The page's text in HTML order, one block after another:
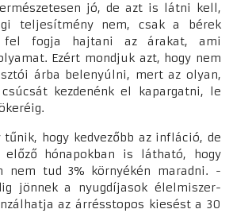
jó, de azt is látni kell,
teljesítmény nem, csak a bérek
fel fogja hajtani az árakat, ami
Ezért mondjuk azt, hogy nem
árba belenyúlni, mert az olyan,
kezdenénk el kapargatni, le
tűnik, hogy kedvezőbb az infláció, de
hónapokban is látható, hogy
nem tud 3% környékén maradni. -
jönnek a nyugdíjasok élelmiszer-
az árrésstopos kiesést a 30